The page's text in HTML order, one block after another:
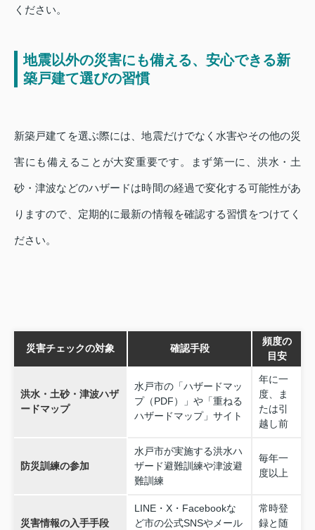
ください。
地震以外の災害にも備える、安心できる新
築戸建て選びの習慣
新築戸建てを選ぶ際には、地震だけでなく水害やその他の災
害にも備えることが大変重要です。まず第一に、洪水・土
砂・津波などのハザードは時間の経過で変化する可能性があ
りますので、定期的に最新の情報を確認する習慣をつけてく
ださい。
災害チェックの対象 確認手段
頻度の
目安
洪水・土砂・津波ハザ
ードマップ
水戸市の「ハザードマッ
プ（PDF）」や「重ねる
ハザードマップ」サイト
年に一
度、ま
たは引
越し前
防災訓練の参加
水戸市が実施する洪水ハ
ザード避難訓練や津波避
難訓練
毎年一
度以上
災害情報の入手手段
LINE・X・Facebookな
ど市の公式SNSやメール
常時登
録と随